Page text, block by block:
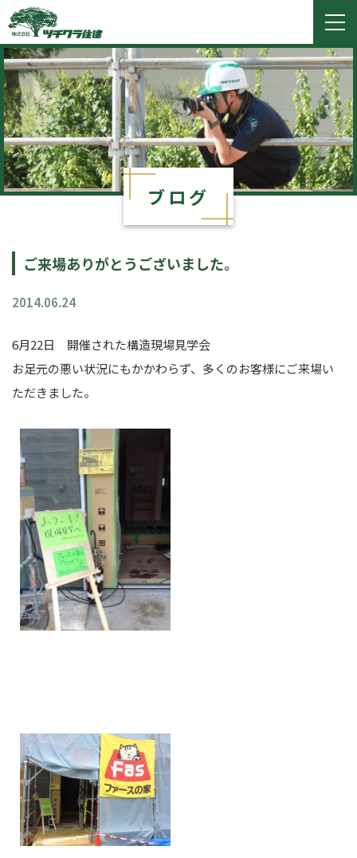
ブログ
ご来場ありがとうございました。
2014.06.24
6月22日 開催された構造現場見学会
お足元の悪い状況にもかかわらず、多くのお客様にご来場い
ただきました。